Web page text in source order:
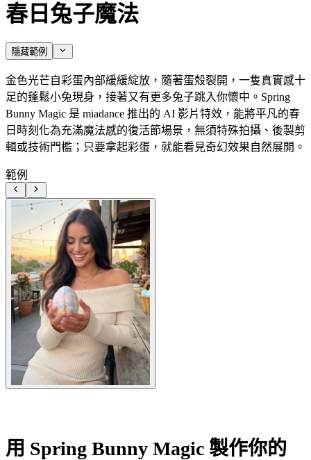
春日兔子魔法
隱藏範例
金色光芒自彩蛋內部緩緩綻放，隨著蛋殼裂開，一隻真實感十
足的蓬鬆小兔現身，接著又有更多兔子跳入你懷中。Spring
Bunny Magic 是 miadance 推出的 AI 影片特效，能將平凡的春
日時刻化為充滿魔法感的復活節場景，無須特殊拍攝、後製剪
輯或技術門檻；只要拿起彩蛋，就能看見奇幻效果自然展開。
範例
用 Spring Bunny Magic 製作你的